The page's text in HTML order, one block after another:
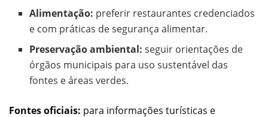
Alimentação: preferir restaurantes credenciados
e com práticas de segurança alimentar.
Preservação ambiental: seguir orientações de
órgãos municipais para uso sustentável das
fontes e áreas verdes.
Fontes oficiais: para informações turísticas e